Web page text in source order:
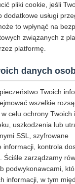
pliki cookie, jeśli
dodatkowe usługi
to wpłynąć na
związanych z
platformę.
danych
Twoich
wszelkie
celu ochrony Twoich
uszkodzenia lub
SSL, szyfrowane
informacji, kontrola
Ściśle zarządzamy
podwykonawcami,
informacji, w tym